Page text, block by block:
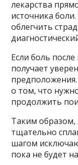
лекарства
источника
облегчить
Если боль
получает
предположения.
о том, что
продолжить
Таким образом,
тщательно
шагом
пока не будет